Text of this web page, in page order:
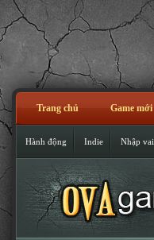
Trang chủ Game mới
Hành động Indie Nhập vai